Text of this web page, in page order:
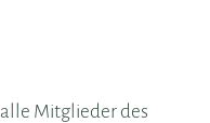
Mitglieder des